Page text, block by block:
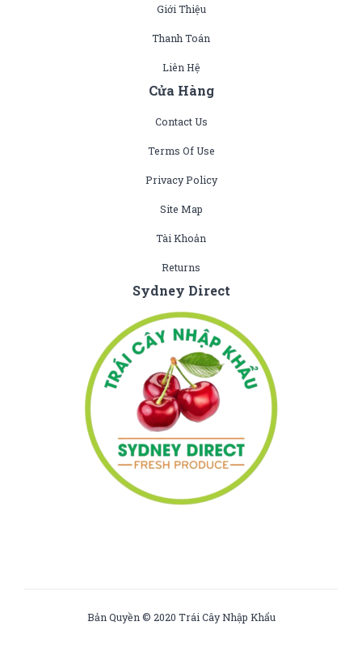
Giới Thiệu
Thanh Toán
Liên Hệ
Cửa Hàng
Contact Us
Terms Of Use
Privacy Policy
Site Map
Tài Khoản
Returns
Sydney Direct
Bản Quyền © 2020 Trái Cây Nhập Khẩu